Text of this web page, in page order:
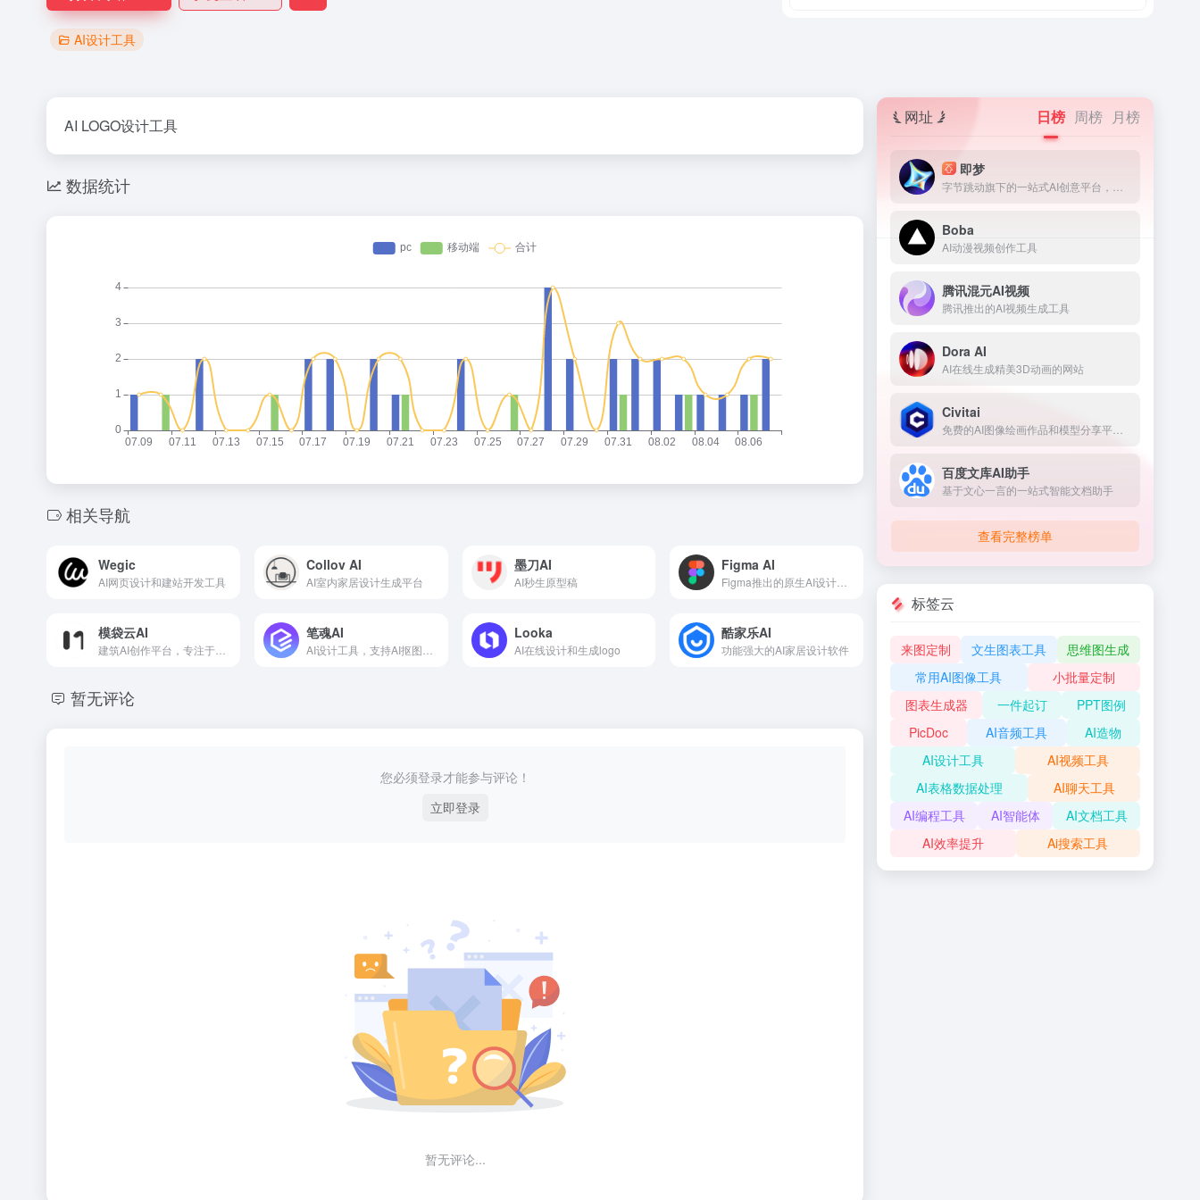
AI设计工具
AI LOGO设计工具
数据统计
相关导航
Wegic
AI网页设计和建站开发工具
Collov AI
AI室内家居设计生成平台
墨刀AI
AI秒生原型稿
Figma AI
模袋云AI 笔魂AI Looka
AI在线设计和生成logo
酷家乐AI
功能强大的AI家居设计软件
暂无评论
您必须登录才能参与评论！
立即登录
暂无评论...
网址 日榜 周榜 月榜
即梦
Boba
AI动漫视频创作工具
腾讯混元AI视频
腾讯推出的AI视频生成工具
Dora AI
AI在线生成精美3D动画的网站
Civitai
百度文库AI助手
基于文心一言的一站式智能文档助手
查看完整榜单
标签云
来图定制 文生图表工具
思维图生成
常用AI图像工具
小批量定制
图表生成器
一件起订
PPT图例
PicDoc
AI音频工具
AI造物
AI设计工具
AI视频工具
AI表格数据处理
AI聊天工具
AI编程工具
AI智能体
AI文档工具
AI效率提升
Ai搜索工具